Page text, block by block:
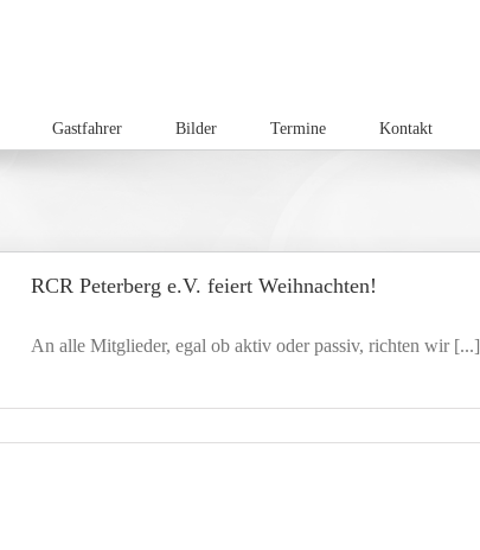
Gastfahrer Bilder Termine Kontakt
RCR Peterberg e.V. feiert Weihnachten!
An alle Mitglieder, egal ob aktiv oder passiv, richten wir [...]